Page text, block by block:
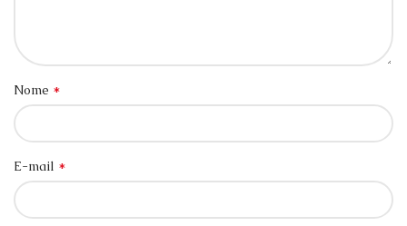
Nome *
E-mail *